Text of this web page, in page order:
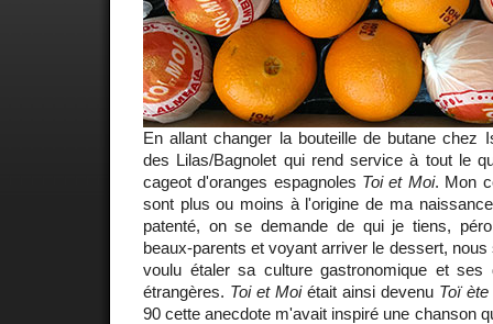
En allant changer la bouteille de butane chez
des Lilas/Bagnolet qui rend service à tout le
cageot d'oranges espagnoles Toi et Moi. Mon
sont plus ou moins à l'origine de ma
patenté, on se demande de qui je tiens,
beaux-parents et voyant arriver le dessert,
voulu étaler sa culture gastronomique et ses
étrangères. Toi et Moiétait ainsi devenu Toï
90 cette anecdote m'avait inspiré une chanson